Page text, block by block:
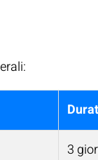
3